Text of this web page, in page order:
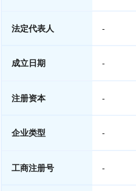
法定代表人 -
成立日期 -
注册资本 -
企业类型 -
工商注册号 -